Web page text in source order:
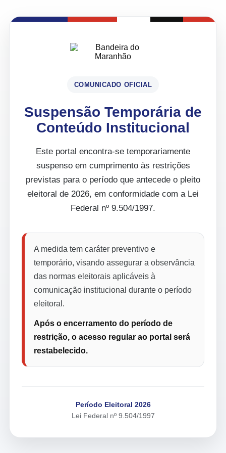
COMUNICADO OFICIAL
Suspensão Temporária de
Conteúdo Institucional
Este portal encontra-se temporariamente
suspenso em cumprimento às restrições
previstas para o período que antecede o pleito
eleitoral de 2026, em conformidade com a Lei
Federal nº 9.504/1997.
A medida tem caráter preventivo e
temporário, visando assegurar a observância
das normas eleitorais aplicáveis à
comunicação institucional durante o período
eleitoral.
Após o encerramento do período de
restrição, o acesso regular ao portal será
restabelecido.
Período Eleitoral 2026
Lei Federal nº 9.504/1997